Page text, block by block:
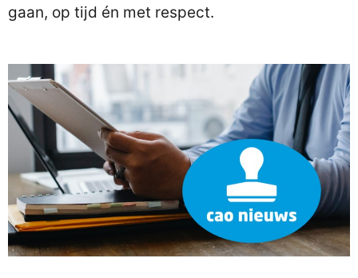
gaan, op tijd én met respect.